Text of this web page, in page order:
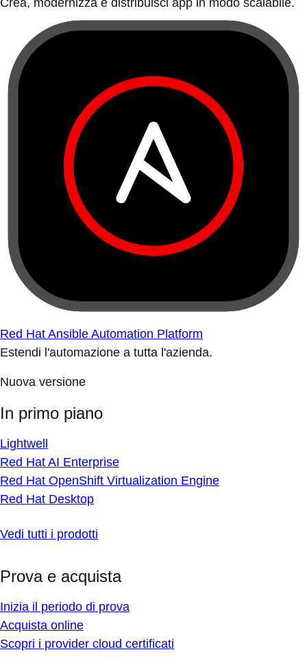
Crea, modernizza e distribuisci app in modo scalabile.
Red Hat Ansible Automation Platform
Estendi l'automazione a tutta l'azienda.
Nuova versione
In primo piano
Lightwell
Red Hat AI Enterprise
Red Hat OpenShift Virtualization Engine
Red Hat Desktop
Vedi tutti i prodotti
Prova e acquista
Inizia il periodo di prova
Acquista online
Scopri i provider cloud certificati